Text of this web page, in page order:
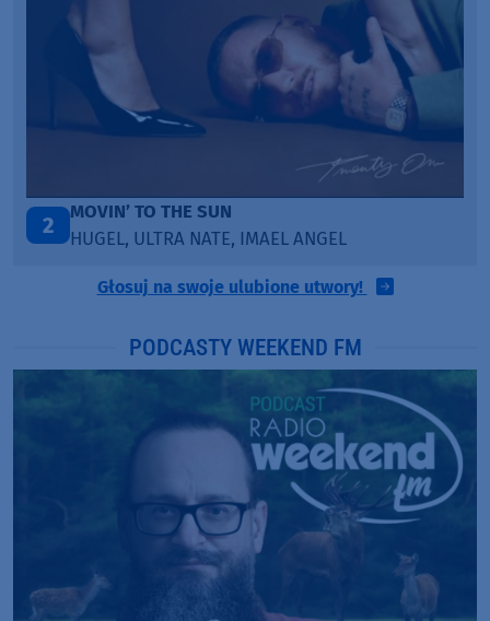
3
ITEPE ITEDE
SANAH
Głosuj na swoje ulubione utwory!
PODCASTY WEEKEND FM